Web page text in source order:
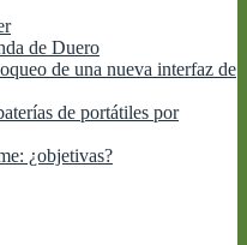
de Duero
de una nueva interfaz de
de portátiles por
¿objetivas?